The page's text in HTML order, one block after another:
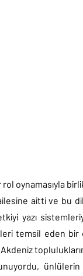
oynamasıyla
aitti ve bu
yazı
temsil eden